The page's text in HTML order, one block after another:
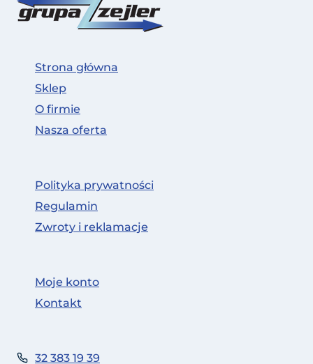
Strona główna
Sklep
O firmie
Nasza oferta
Polityka prywatności
Regulamin
Zwroty i reklamacje
Moje konto
Kontakt
32 383 19 39